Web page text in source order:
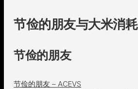
节俭的朋友与大米消耗
节俭的朋友
节俭的朋友 – ACEVS